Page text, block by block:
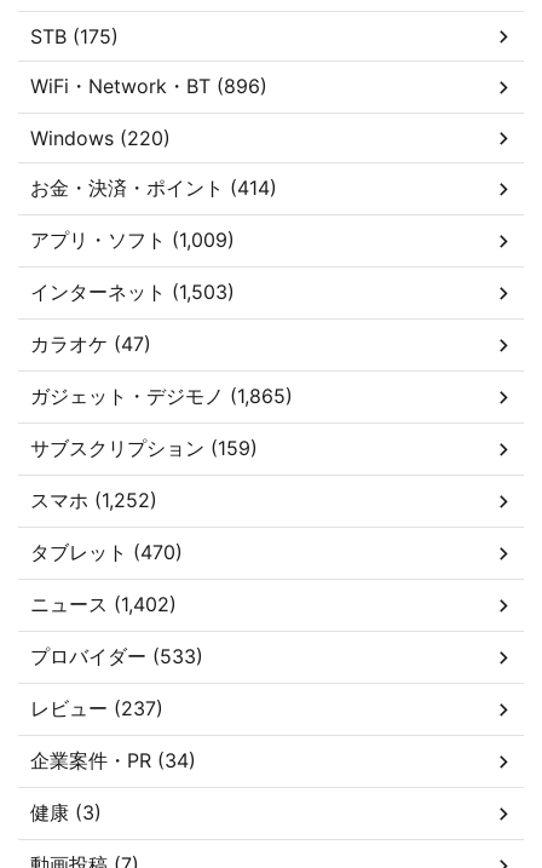
STB (175)
WiFi・Network・BT (896)
Windows (220)
お金・決済・ポイント (414)
アプリ・ソフト (1,009)
インターネット (1,503)
カラオケ (47)
ガジェット・デジモノ (1,865)
サブスクリプション (159)
スマホ (1,252)
タブレット (470)
ニュース (1,402)
プロバイダー (533)
レビュー (237)
企業案件・PR (34)
健康 (3)